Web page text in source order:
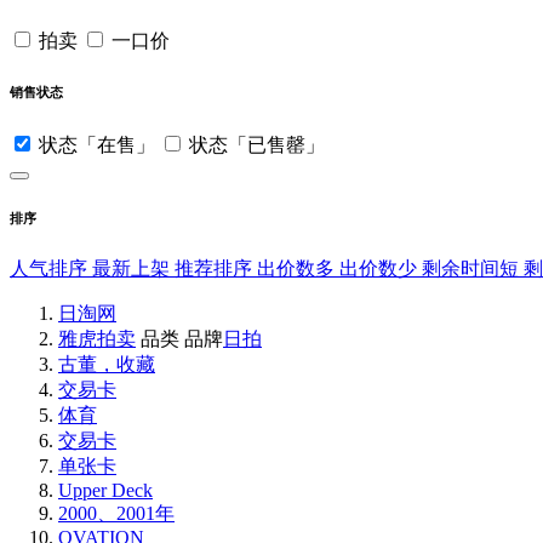
拍卖 一口价
销售状态
状态「在售」 状态「已售罄」
排序
人气排序 最新上架 推荐排序 出价数多 出价数少 剩余时间短
日淘网
雅虎拍卖 品类 品牌日拍
古董，收藏
交易卡
体育
交易卡
单张卡
Upper Deck
2000、2001年
OVATION